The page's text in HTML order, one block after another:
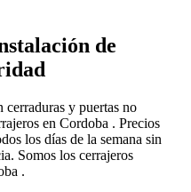
de
cerraduras y puertas no
en Cordoba . Precios
los días de la semana sin
Somos los cerrajeros
.